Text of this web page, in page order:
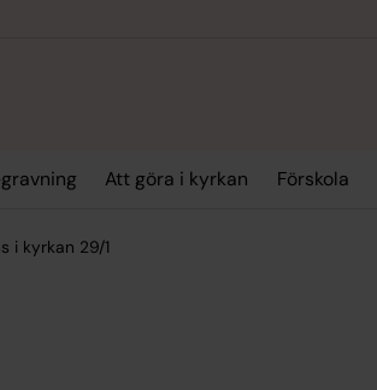
Att göra i kyrkan Förskola
i kyrkan 29/1